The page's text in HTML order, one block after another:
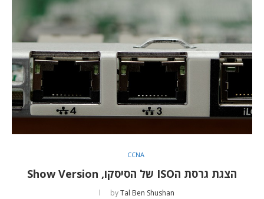
CCNA
הצגת גרסת הISO של הסיסקו, Show Version
byTal Ben Shushan